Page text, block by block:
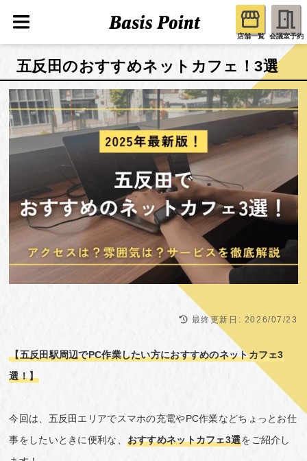
店舗一覧 会議室予約
五反田のおすすめネットカフェ！3選
最終更新日: 2026/07/23
【五反田駅周辺でPC作業したい方におすすめのネットカフェ3
選！】
今回は、五反田エリアでスマホの充電やPC作業などちょっとお仕
事をしたいときに便利な、 おすすめネットカフェ3選をご紹介し